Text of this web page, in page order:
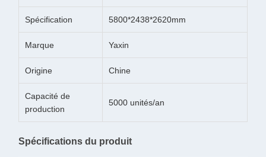
Spécification 5800*2438*2620mm
Marque Yaxin
Origine Chine
Capacité de
production
5000 unités/an
Spécifications du produit